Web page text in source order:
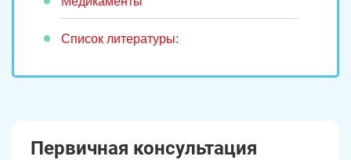
Список литературы:
Первичная консультация